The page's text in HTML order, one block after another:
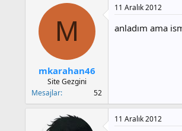
M
mkarahan46
Site Gezgini
Mesajlar
52
11 Aralık 2012
anladım ama
11 Aralık 2012